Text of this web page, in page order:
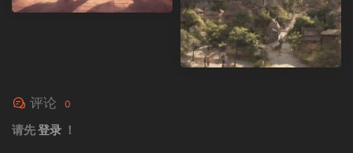
评论 0
请先登录 ！